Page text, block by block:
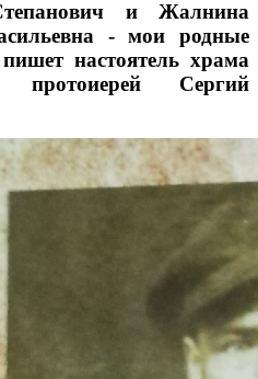
и Жалнина
- мои родные
настоятель храма
протоиерей Сергий